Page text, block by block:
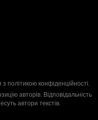
з політикою конфіденційності.
авторів. Відповідальність
автори текстів.